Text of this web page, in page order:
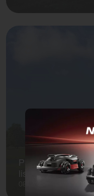
Puissance,
lisseuse de